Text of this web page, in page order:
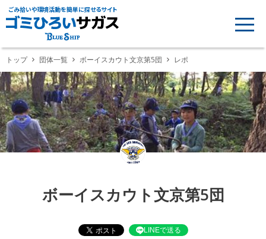
ごみ拾いや環境活動を簡単に探せるサイト
トップ 団体一覧 ボーイスカウト文京第5団 レポ
ボーイスカウト文京第5団
LINEで送る